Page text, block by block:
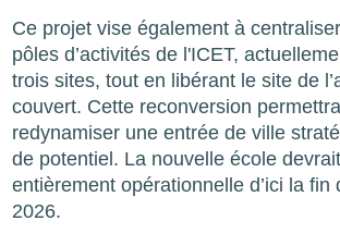
Ce projet vise également à
pôles d’activités de l'ICET,
trois sites, tout en libérant le site de
couvert. Cette reconversion
redynamiser une entrée de ville
de potentiel. La nouvelle école
entièrement opérationnelle d’ici la fin
2026.